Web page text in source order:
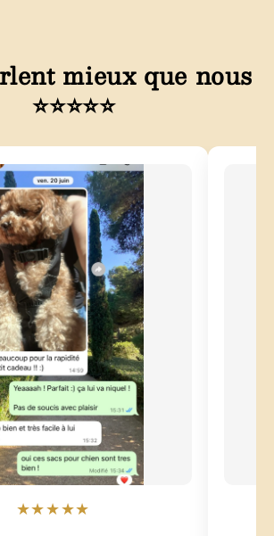
mieux que nous
⭐⭐⭐⭐⭐
★★★★★